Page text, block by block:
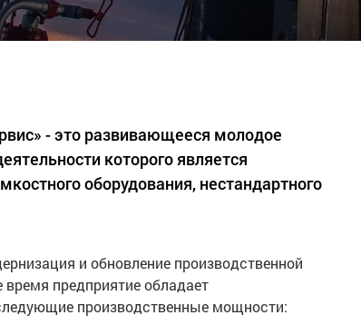
- это развивающееся молодое
которого является
оборудования, нестандартного
и обновление производственной
предприятие обладает
производственные мощности: